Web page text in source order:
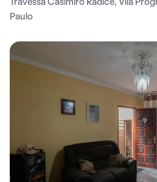
Travessa Casimiro Radice, Vila
Paulo